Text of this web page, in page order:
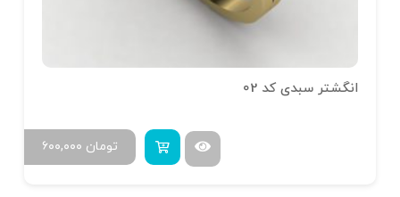
انگشتر سبدی کد 02
۶۰۰,۰۰۰ تومان